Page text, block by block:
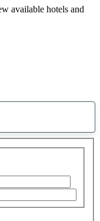
available hotels and